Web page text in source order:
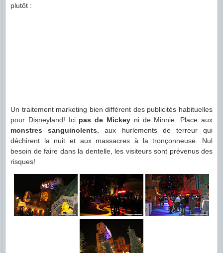
plutôt :
Un traitement marketing bien différent des publicités habituelles
pour Disneyland! Ici pas de Mickey ni de Minnie. Place aux
monstres sanguinolents , aux hurlements de terreur qui
déchirent la nuit et aux massacres à la tronçonneuse. Nul
besoin de faire dans la dentelle, les visiteurs sont prévenus des
risques!